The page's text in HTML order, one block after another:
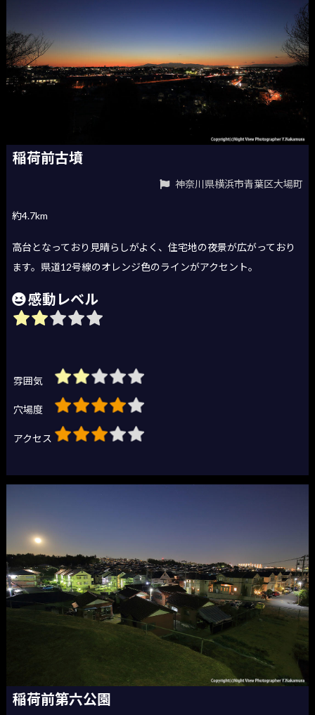
稲荷前古墳
神奈川県横浜市青葉区大場町
約4.7km
高台となっており見晴らしがよく、住宅地の夜景が広がっており
ます。県道12号線のオレンジ色のラインがアクセント。
感動レベル
雰囲気
穴場度
アクセス
稲荷前第六公園